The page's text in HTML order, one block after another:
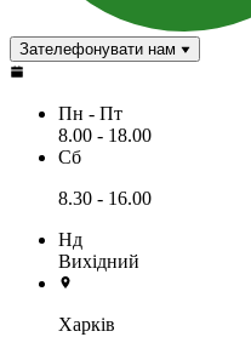
Зателефонувати нам
Пн - Пт
8.00 - 18.00
Сб
8.30 - 16.00
Нд
Вихідний
Харків